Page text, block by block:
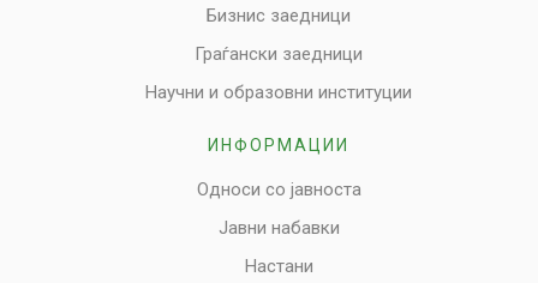
Бизнис заедници
Граѓански заедници
Научни и образовни институции
ИНФОРМАЦИИ
Односи со јавноста
Јавни набавки
Настани